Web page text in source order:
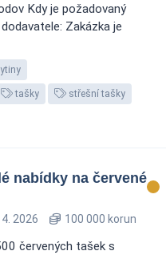
Kdy je požadovaný
Zakázka je
tašky střešní tašky
nabídky na červené
4. 2026 100 000 korun
červených tašek s